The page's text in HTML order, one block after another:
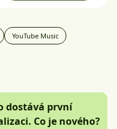
YouTube Music
dostává první
Co je nového?